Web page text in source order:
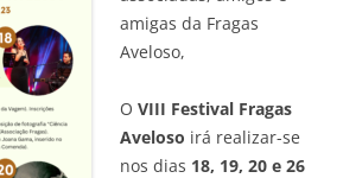
amigas da Fragas
Aveloso,
O VIII Festival Fragas
Aveloso irá realizar-se
nos dias 18, 19, 20 e 26